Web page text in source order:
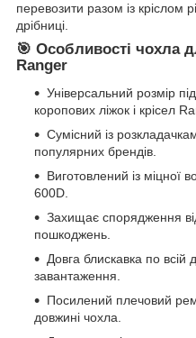
перевозити разом із кріслом
дрібниці.
🎯 Особливості чохла
Ranger
Універсальний розмір
коропових ліжок і крісел
Сумісний із
популярних брендів.
Виготовлений із міцної
600D.
Захищає спорядження
пошкоджень.
Довга блискавка по всій
завантаження.
Посилений плечовий
довжині чохла.